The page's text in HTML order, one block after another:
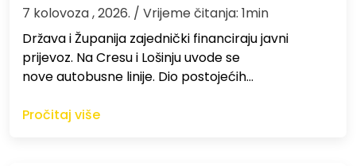
7 kolovoza , 2026. / Vrijeme čitanja: 1min
Država i Županija zajednički financiraju javni
prijevoz. Na Cresu i Lošinju uvode se
nove autobusne linije. Dio postojećih…
Pročitaj više